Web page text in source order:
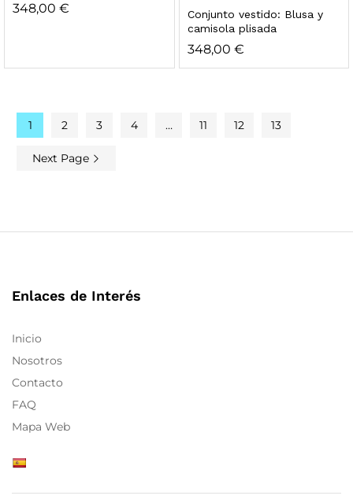
348,00 €
Conjunto vestido: Blusa y
camisola plisada
348,00 €
1 2 3 4 … 11 12 13
Next Page
Enlaces de Interés
Inicio
Nosotros
Contacto
FAQ
Mapa Web